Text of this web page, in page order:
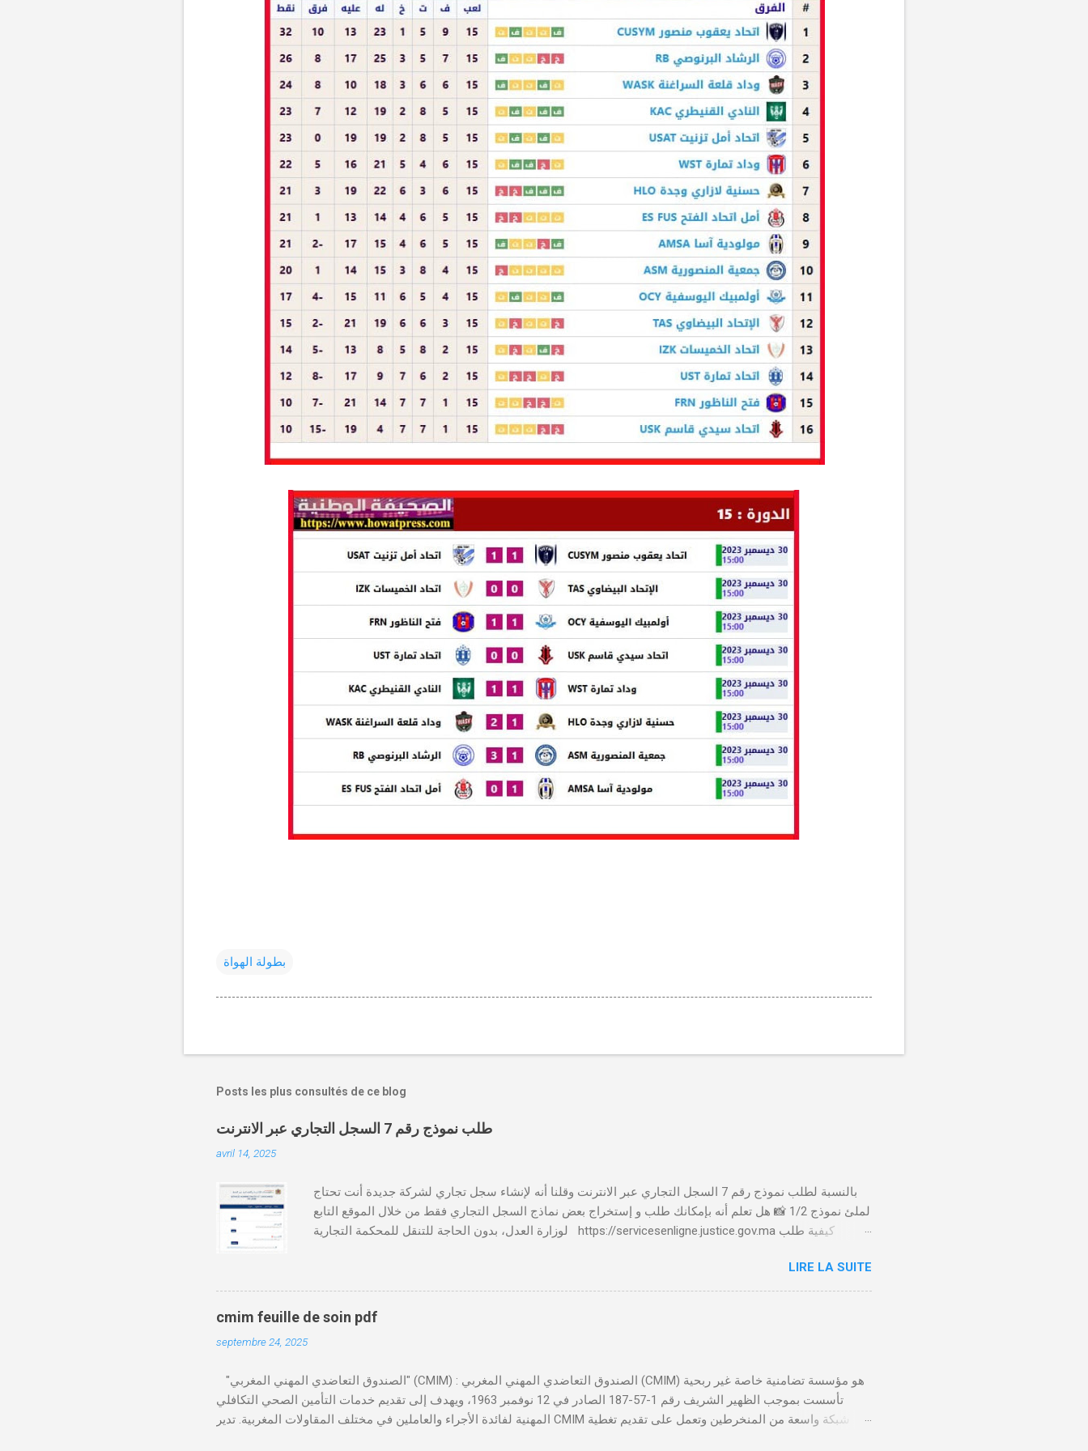
بطولة الهواة
Posts les plus consultés de ce blog
طلب نموذج رقم 7 السجل التجاري عبر الانترنت
avril 14, 2025
بالنسبة لطلب نموذج رقم 7 السجل التجاري عبر الانترنت وقلنا أنه لإنشاء سجل تجاري لشركة جديدة أنت تحتاج
لملئ نموذج 1/2 📸 هل تعلم أنه بإمكانك طلب و إستخراج بعض نماذج السجل التجاري فقط من خلال الموقع التابع
لوزارة العدل، بدون الحاجة للتنقل للمحكمة التجارية https://servicesenligne.justice.gov.ma كيفية طلب
الأداء 20 درهم عن طريق البطاقة البنكية. تأكيد العملية . استلام النموذج في مدة أقصاها 24 ساعة . 🤔
LIRE LA SUITE
cmim feuille de soin pdf
septembre 24, 2025
"الصندوق التعاضدي المهني المغربي" (CMIM) : الصندوق التعاضدي المهني المغربي (CMIM) هو مؤسسة تضامنية خاصة غير ربحية
تأسست بموجب الظهير الشريف رقم 1-57-187 الصادر في 12 نوفمبر 1963، ويهدف إلى تقديم خدمات التأمين الصحي التكافلي
المهنية لفائدة الأجراء والعاملين في مختلف المقاولات المغربية. تدير CMIM شبكة واسعة من المنخرطين وتعمل على تقديم تغطية